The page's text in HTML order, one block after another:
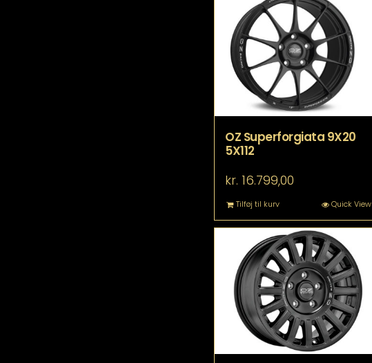
OZ Superforgiata 9X20
5X112
kr. 16.799,00
Tilføj til kurv Quick View